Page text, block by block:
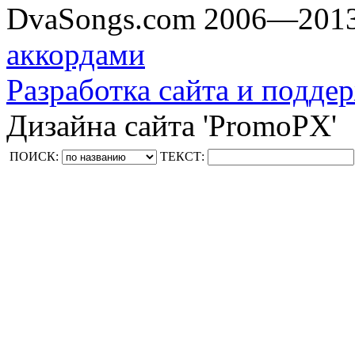
DvaSongs.com
аккордами
Разработка сайта и
Дизайна сайта 'PromoPX'
ПОИСК: ТЕКСТ: